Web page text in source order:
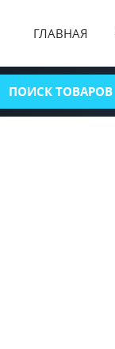
ГЛАВНАЯ